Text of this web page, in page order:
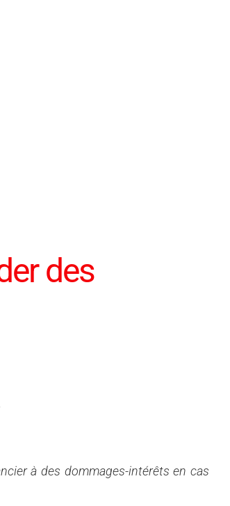
des
à des dommages-intérêts en cas